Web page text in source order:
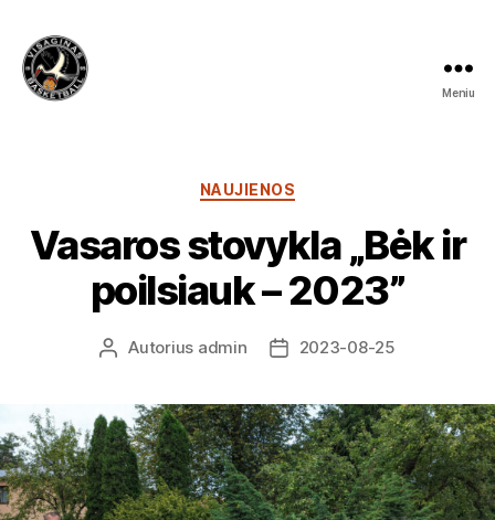
Meniu
Kategorijos
NAUJIENOS
Vasaros stovykla „Bėk ir
poilsiauk – 2023”
ĮrašoAutorius admin
Įrašo2023-08-25